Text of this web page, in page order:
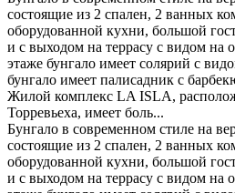
состоящие из 2 спален, 2 ванных
оборудованной кухни, большой
и с выходом на террасу с видом на
этаже бунгало имеет солярий с
бунгало имеет палисадник с
Жилой комплекс LA ISLA,
Торревьеха, имеет боль...
Бунгало в современном стиле на
состоящие из 2 спален, 2 ванных
оборудованной кухни, большой
и с выходом на террасу с видом на